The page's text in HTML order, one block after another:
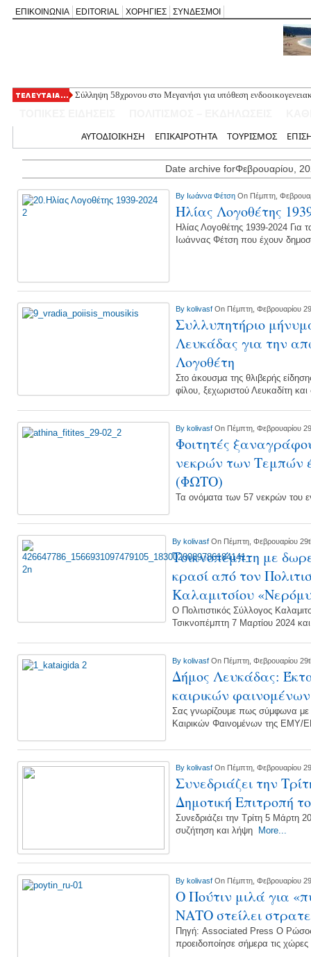
ΕΠΙΚΟΙΝΩΝΙΑ EDITORIAL ΧΟΡΗΓΙΕΣ ΣΥΝΔΕΣΜΟΙ
Σύλληψη 58χρονου στο Μεγανήσι για υπόθεση
Αφιέρωμα στον Ηλία Λογοθέτη απόψε στο Κηποθέατρο
Γράμμο
ΑΥΤΟΔΙΟΙΚΗΣΗ ΕΠΙΚΑΙΡΟΤΗΤΑ ΤΟΥΡΙΣΜΟΣ
Date archive forΦεβρουαρίου,
By Ιωάννα Φέτση On Πέμπτη,
Ηλίας Λογοθέτης
Ηλίας Λογοθέτης 1939-2024 Για
Ιωάννας Φέτση που έχουν
By kolivasf On Πέμπτη, Φεβρουαρίου
Συλλυπητήριο
Λευκάδας για την
Λογοθέτη
Στο άκουσμα της θλιβερής
φίλου, ξεχωριστού Λευκαδίτη
By kolivasf On Πέμπτη, Φεβρουαρίου
Φοιτητές
νεκρών των Τεμπών
(ΦΩΤΟ)
Τα ονόματα των 57 νεκρών του
By kolivasf On Πέμπτη, Φεβρουαρίου
Τσικνοπέμπτη με
κρασί από τον
Καλαμιτσίου
Ο Πολιτιστικός Σύλλογος
Τσικνοπέμπτη 7 Μαρτίου 2024
By kolivasf On Πέμπτη, Φεβρουαρίου
Δήμος Λευκάδας:
καιρικών φαινομένων
Σας γνωρίζουμε πως σύμφωνα με
Καιρικών Φαινομένων της ΕΜΥ/
By kolivasf On Πέμπτη, Φεβρουαρίου
Συνεδριάζει την
Δημοτική Επιτροπή
Συνεδριάζει την Τρίτη 5 Μάρτη
συζήτηση και λήψη
More...
By kolivasf On Πέμπτη, Φεβρουαρίου
Ο Πούτιν μιλά για
ΝΑΤΟ στείλει
Πηγή: Associated Press Ο Ρώσος
προειδοποίησε σήμερα τις